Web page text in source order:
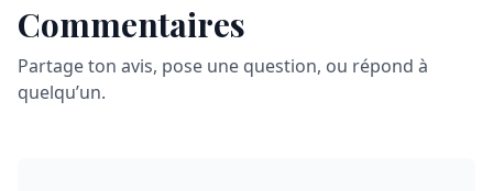
Commentaires
Partage ton avis, pose une question, ou répond à
quelqu’un.